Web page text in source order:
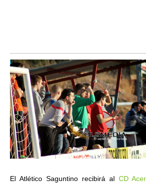
El Atlético Saguntino recibirá al CD